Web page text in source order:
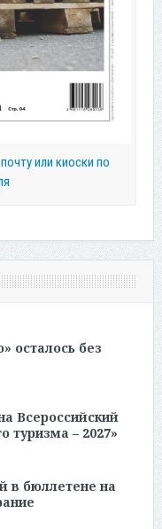
или киоски по
осталось без
Всероссийский
туризма – 2027»
в бюллетене на